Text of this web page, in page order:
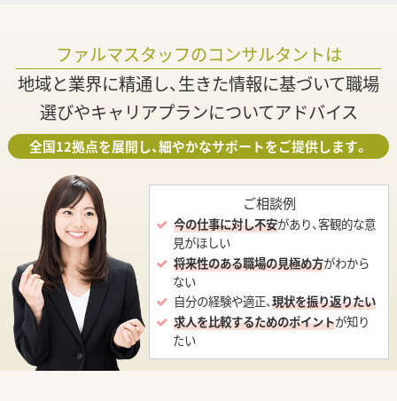
ファルマスタッフのコンサルタントは
地域と業界に精通し、生きた情報に基づいて職場
選びやキャリアプランについてアドバイス
全国12拠点を展開し、細やかなサポートをご提供します。
ご相談例
今の仕事に対し不安があり、客観的な意
見がほしい
将来性のある職場の見極め方がわから
ない
自分の経験や適正、現状を振り返りたい
求人を比較するためのポイントが知り
たい